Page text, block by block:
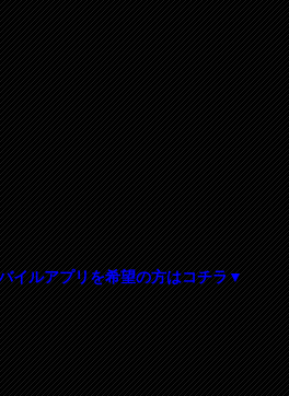
イルアプリを希望の方はコチラ▼